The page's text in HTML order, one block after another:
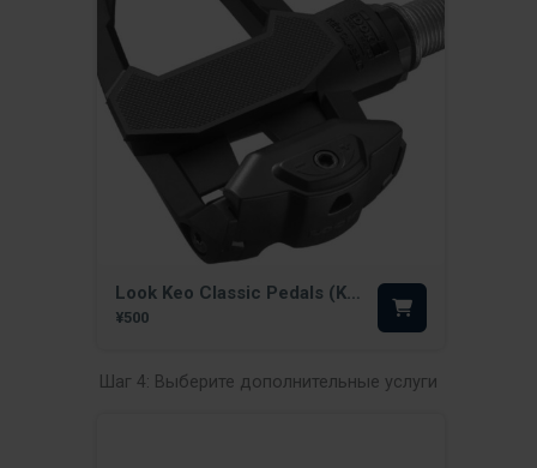
Look Keo Classic Pedals (KYT)
¥500
Шаг 4: Выберите дополнительные услуги